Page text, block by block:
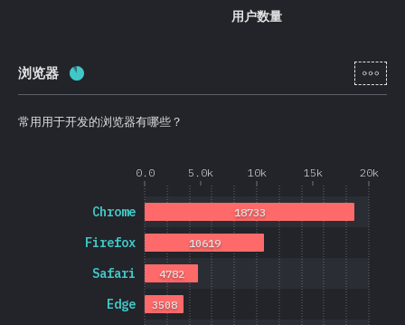
用户数量
浏览器 完成率: [zh-
常用用于开发的浏览器有哪些？
0.0 5.0k 10k 15k 20k
Edge
Safari
Firefox
Chrome
3508
4782
10619
18733